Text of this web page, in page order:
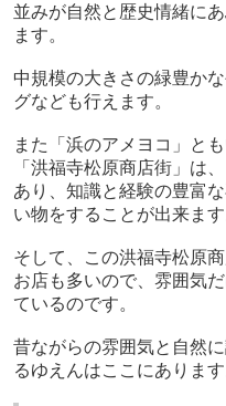
並みが自然と歴史情緒に
ます。
中規模の大きさの緑豊か
グなども行えます。
また「浜のアメヨコ」と
「洪福寺松原商店街」は
あり、知識と経験の豊富
い物をすることが出来ます
そして、この洪福寺松原
お店も多いので、雰囲気
ているのです。
昔ながらの雰囲気と自然
るゆえんはここにあります